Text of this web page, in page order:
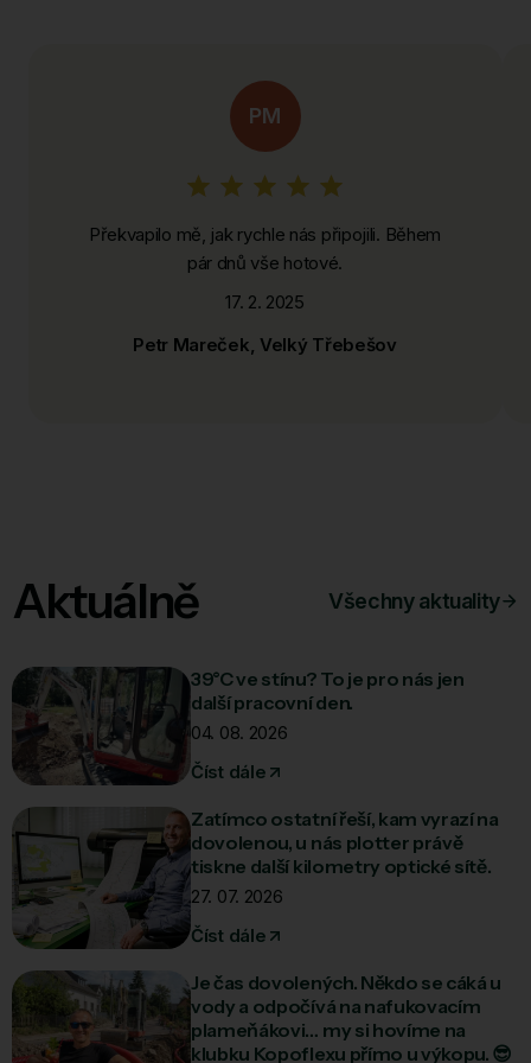
Jizbice
K
Kleny
Krabčice
Kramolna
Králova Lhota
Křižanov
Markoušovice
Maršov u Úpice
Mokré
Mstětín
Městec
N
Nahořany
Nové Město nad Metují
PM
Překvapilo mě, jak rychle nás připojili. Během
pár dnů vše hotové.
17. 2. 2025
Petr Mareček, Velký Třebešov
Aktuálně Všechny aktuality
39°C ve stínu? To je pro nás jen
další pracovní den.
04. 08. 2026
Číst dále
Zatímco ostatní řeší, kam vyrazí na
dovolenou, u nás plotter právě
tiskne další kilometry optické sítě.
27. 07. 2026
Číst dále
Je čas dovolených. Někdo se cáká u
vody a odpočívá na nafukovacím
plameňákovi… my si hovíme na
klubku Kopoflexu přímo u výkopu. 😎